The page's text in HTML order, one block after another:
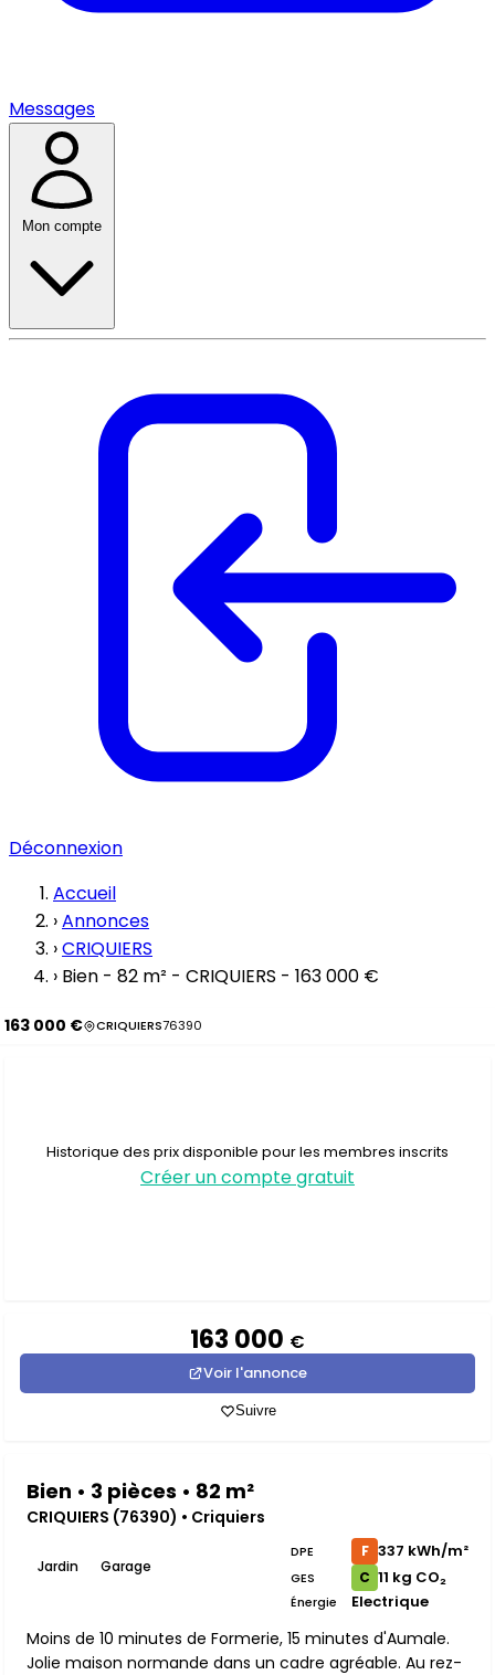
Messages
Mon compte
Déconnexion
Accueil
›Annonces
›CRIQUIERS
› Bien - 82 m² - CRIQUIERS - 163 000 €
163 000 € CRIQUIERS76390
Historique des prix disponible pour les membres inscrits
Créer un compte gratuit
163 000 €
Voir l'annonce
Suivre
Bien • 3 pièces • 82 m²
CRIQUIERS (76390) • Criquiers
Jardin Garage
DPE F 337 kWh/m²
GES C 11 kg CO₂
Énergie Electrique
Moins de 10 minutes de Formerie, 15 minutes d'Aumale.
Jolie maison normande dans un cadre agréable. Au rez-